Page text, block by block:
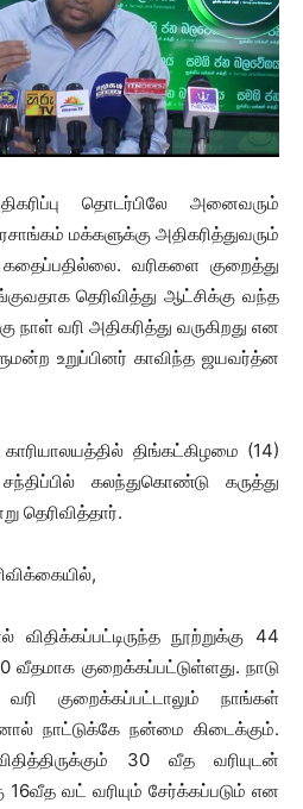
தொடர்பிலே அனைவரும்
மக்களுக்கு அதிகரித்துவரும்
கதைப்பதில்லை. வரிகளை குறைத்து
தெரிவித்து ஆட்சிக்கு வந்த
நாள் வரி அதிகரித்து வருகிறது என
உறுப்பினர் காவிந்த ஜயவர்த்ன
திங்கட்கிழமை (14)
கலந்துகொண்டு கருத்து
தெரிவித்தார்.
விதிக்கப்பட்டிருந்த நூற்றுக்கு 44
வீதமாக குறைக்கப்பட்டுள்ளது. நாடு
குறைக்கப்பட்டாலும் நாங்கள்
நாட்டுக்கே நன்மை கிடைக்கும்.
30 வீத வரியுடன்
வட் வரியும் சேர்க்கப்படும் என